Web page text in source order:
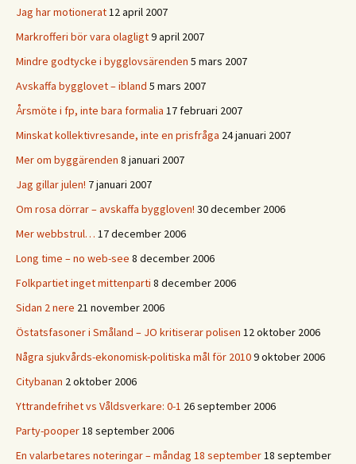
Jag har motionerat12 april 2007
Markrofferi bör vara olagligt9 april 2007
Mindre godtycke i bygglovsärenden 5 mars 2007
Avskaffa bygglovet – ibland 5 mars 2007
Årsmöte i fp, inte bara formalia 17 februari 2007
Minskat kollektivresande, inte en prisfråga 24 januari 2007
Mer om byggärenden 8 januari 2007
Jag gillar julen! 7 januari 2007
Om rosa dörrar – avskaffa byggloven! 30 december 2006
Mer webbstrul… 17 december 2006
Long time – no web-see 8 december 2006
Folkpartiet inget mittenparti 8 december 2006
Sidan 2 nere 21 november 2006
Östatsfasoner i Småland – JO kritiserar polisen 12 oktober 2006
Några sjukvårds-ekonomisk-politiska mål för 20109 oktober 2006
Citybanan 2 oktober 2006
Yttrandefrihet vs Våldsverkare: 0-1 26 september 2006
Party-pooper18 september 2006
En valarbetares noteringar – måndag 18 september18 september